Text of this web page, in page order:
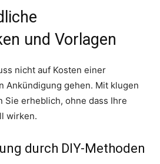
und Vorlagen
nicht auf Kosten einer
Ankündigung gehen. Mit klugen
Sie erheblich, ohne dass Ihre
wirken.
durch DIY-Methoden